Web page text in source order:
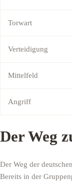
Torwart
Verteidigung
Mittelfeld
Angriff
Der Weg
Der Weg der
Bereits in der